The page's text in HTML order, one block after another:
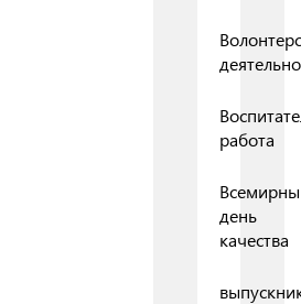
работа
день
качества